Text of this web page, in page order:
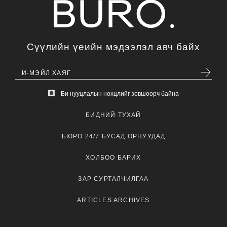
Сүүлийн үеийн мэдээлэл авч байх
Би нууцлалын нөхцлийг зөвшөөрч байна
БИДНИЙ ТУХАЙ
БЮРО 24/7 БУСАД ОРНУУДАД
ХОЛБОО БАРИХ
ЗАР СУРТАЛЧИЛГАА
ARTICLES ARCHIVES